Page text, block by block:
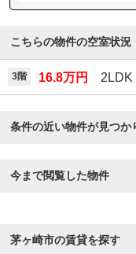
こちらの物件の空室状況
3階 16.8万円 2LDK
条件の近い物件が見つか
今まで閲覧した物件
茅ヶ崎市の賃貸を探す